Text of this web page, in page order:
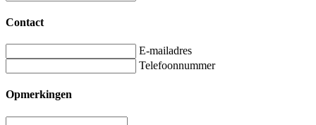
Contact
E-mailadres
Telefoonnummer
Opmerkingen